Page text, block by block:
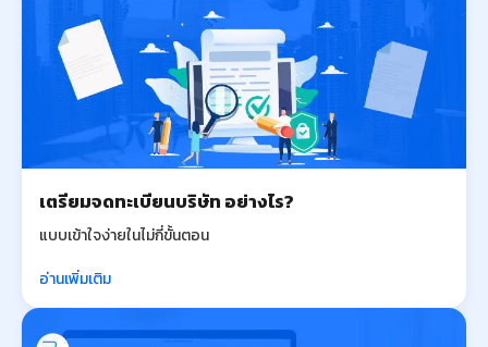
เตรียมจดทะเบียนบริษัท อย่างไร?
แบบเข้าใจง่ายในไม่กี่ขั้นตอน
อ่านเพิ่มเติม